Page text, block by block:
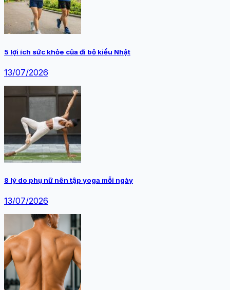
5 lợi ích sức khỏe của đi bộ kiểu Nhật
13/07/2026
8 lý do phụ nữ nên tập yoga mỗi ngày
13/07/2026